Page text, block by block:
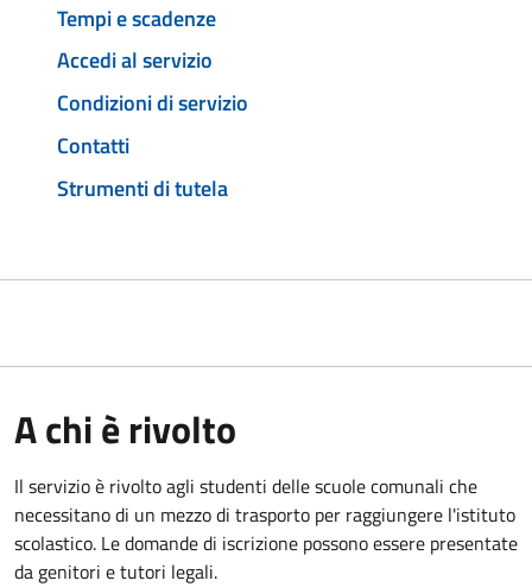
Tempi e scadenze
Accedi al servizio
Condizioni di servizio
Contatti
Strumenti di tutela
A chi è rivolto
Il servizio è rivolto agli studenti delle scuole comunali che
necessitano di un mezzo di trasporto per raggiungere l'istituto
scolastico. Le domande di iscrizione possono essere presentate
da genitori e tutori legali.